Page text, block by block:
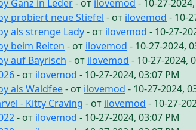
Ganz in Leder- от ilovemod - 10-27-
probiert neue Stiefel - от ilovemod - 10-
als strenge Lady- от ilovemod - 10-27-
beim Reiten - от ilovemod - 10-27-2024,
auf Bayrisch - от ilovemod - 10-27-2024,
- от ilovemod - 10-27-2024, 03:07 PM
als Waldfee- от ilovemod - 10-27-2024,
- Kitty Craving - от ilovemod - 10-27-
- от ilovemod - 10-27-2024, 03:07 PM